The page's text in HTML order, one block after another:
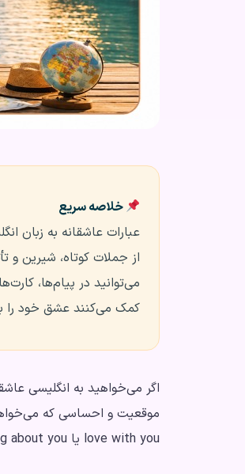
خلاصه سریع
عبارات عاشقانه به زبان
می‌توانید در پیام‌ها،
کمک می‌کنند عشق خود را به
love with you یا I can’t stop thinking about you استفاده کنید.